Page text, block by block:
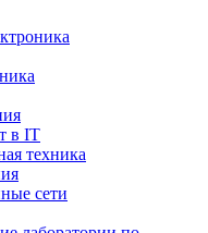
в IT
техника
сети